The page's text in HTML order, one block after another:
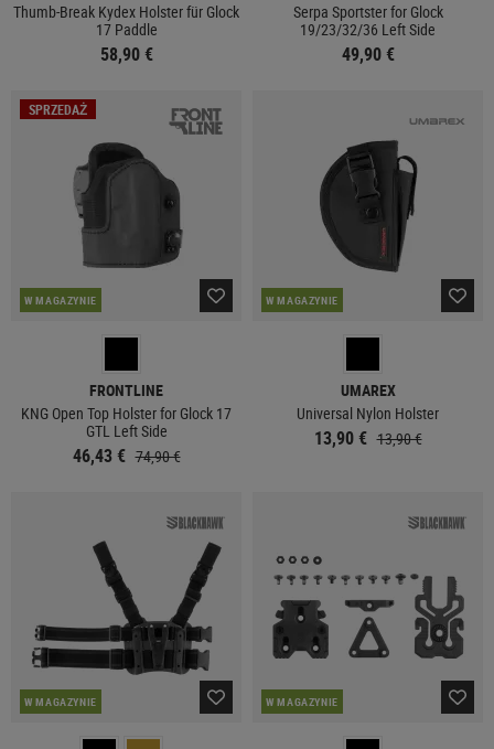
Thumb-Break Kydex Holster für Glock
17 Paddle
58,90 €
Serpa Sportster for Glock
19/23/32/36 Left Side
49,90 €
SPRZEDAŻ
W MAGAZYNIE
FRONTLINE
KNG Open Top Holster for Glock 17
GTL Left Side
46,43 € 74,90 €
W MAGAZYNIE
UMAREX
Universal Nylon Holster
13,90 € 13,90 €
W MAGAZYNIE W MAGAZYNIE